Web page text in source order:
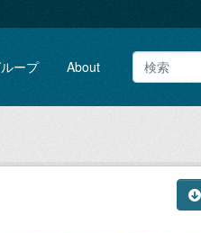
ープ About